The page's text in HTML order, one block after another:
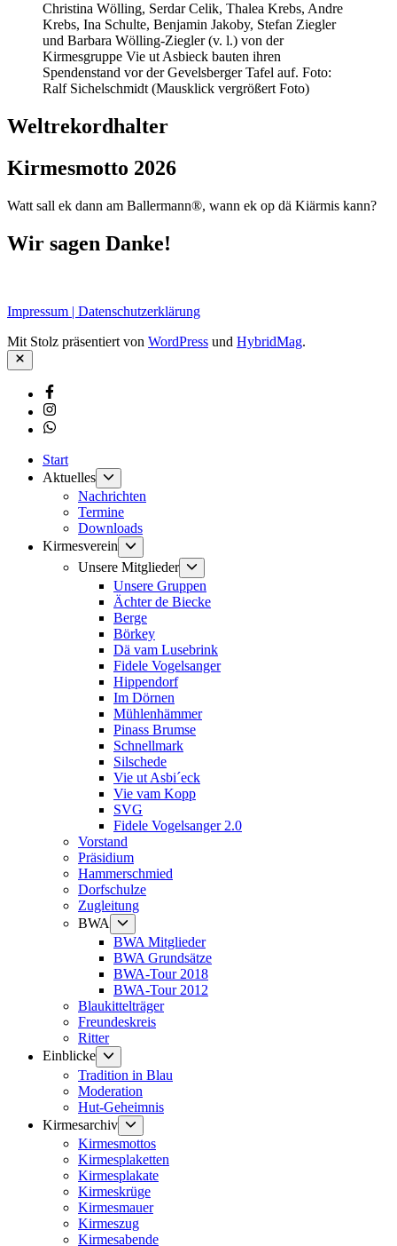
Christina Wölling, Serdar Celik, Thalea Krebs, Andre
Krebs, Ina Schulte, Benjamin Jakoby, Stefan Ziegler
und Barbara Wölling-Ziegler (v. l.) von der
Kirmesgruppe Vie ut Asbieck bauten ihren
Spendenstand vor der Gevelsberger Tafel auf. Foto:
Ralf Sichelschmidt (Mausklick vergrößert Foto)
Weltrekordhalter
Kirmesmotto 2026
Watt sall ek dann am Ballermann®, wann ek op dä Kiärmis kann?
Wir sagen Danke!
Impressum | Datenschutzerklärung
Mit Stolz präsentiert von WordPress und HybridMag.
Schließen
Facebook
Instagram
Whatsapp
Start
Aktuelles
anzeigen
Nachrichten
Termine
Downloads
Kirmesverein
Untermenü
anzeigen
Unsere Mitglieder
anzeigen
Unsere Gruppen
Ächter de Biecke
Berge
Börkey
Dä vam Lusebrink
Fidele Vogelsanger
Hippendorf
Im Dörnen
Mühlenhämmer
Pinass Brumse
Schnellmark
Silschede
Vie ut Asbi´eck
Vie vam Kopp
SVG
Fidele Vogelsanger 2.0
Vorstand
Präsidium
Hammerschmied
Dorfschulze
Zugleitung
BWA
anzeigen
BWA Mitglieder
BWA Grundsätze
BWA-Tour 2018
BWA-Tour 2012
Blaukittelträger
Freundeskreis
Ritter
Einblicke
Untermenü
anzeigen
Tradition in Blau
Moderation
Hut-Geheimnis
Kirmesarchiv
anzeigen
Kirmesmottos
Kirmesplaketten
Kirmesplakate
Kirmeskrüge
Kirmesmauer
Kirmeszug
Kirmesabende